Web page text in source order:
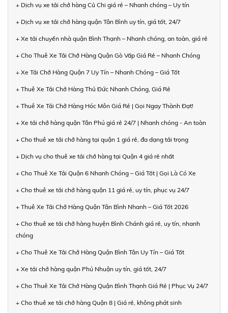
+ Dịch vụ xe tải chở hàng Củ Chi giá rẻ – Nhanh chóng – Uy tín
+ Dịch vụ xe tải chở hàng quận Tân Bình uy tín, giá tốt, 24/7
+ Xe tải chuyển nhà quận Bình Thạnh – Nhanh chóng, an toàn, giá rẻ
+ Cho Thuê Xe Tải Chở Hàng Quận Gò Vấp Giá Rẻ – Nhanh Chóng
+ Xe Tải Chở Hàng Quận 7 Uy Tín – Nhanh Chóng – Giá Tốt
+ Thuê Xe Tải Chở Hàng Thủ Đức Nhanh Chóng, Giá Rẻ
+ Thuê Xe Tải Chở Hàng Hóc Môn Giá Rẻ | Gọi Ngay Thành Đạt!
+ Xe tải chở hàng quận Tân Phú giá rẻ 24/7 | Nhanh chóng - An toàn
+ Cho thuê xe tải chở hàng tại quận 1 giá rẻ, đa dạng tải trọng
+ Dịch vụ cho thuê xe tải chở hàng tại Quận 4 giá rẻ nhất
+ Cho Thuê Xe Tải Quận 6 Nhanh Chóng – Giá Tốt | Gọi Là Có Xe
+ Cho thuê xe tải chở hàng quận 11 giá rẻ, uy tín, phục vụ 24/7
+ Thuê Xe Tải Chở Hàng Quận Tân Bình Nhanh – Giá Tốt 2026
+ Cho thuê xe tải chở hàng huyện Bình Chánh giá rẻ, uy tín, nhanh
chóng
+ Cho Thuê Xe Tải Chở Hàng Quận Bình Tân Uy Tín – Giá Tốt
+ Xe tải chở hàng quận Phú Nhuận uy tín, giá tốt, 24/7
+ Cho Thuê Xe Tải Chở Hàng Quận Bình Thạnh Giá Rẻ | Phục Vụ 24/7
+ Cho thuê xe tải chở hàng Quận 8 | Giá rẻ, không phát sinh